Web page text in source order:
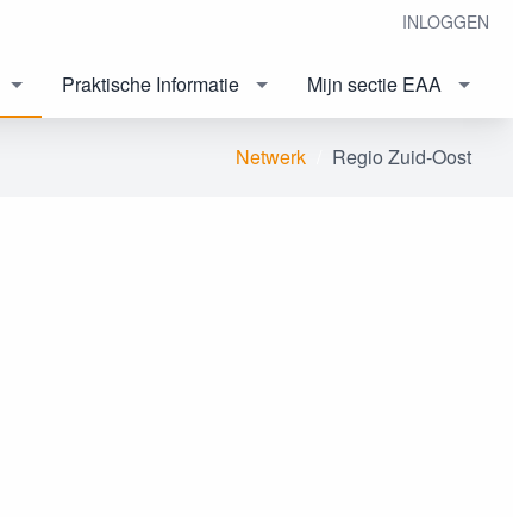
INLOGGEN
Praktische Informatie Mijn sectie EAA
Netwerk Regio Zuid-Oost